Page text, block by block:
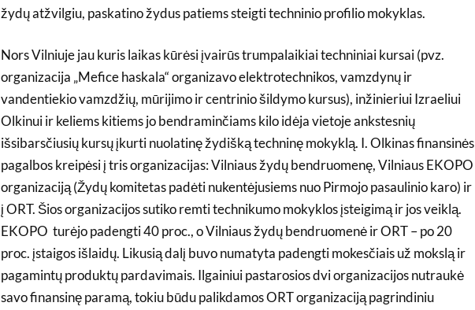
žydų atžvilgiu, paskatino žydus patiems steigti techninio profilio mokyklas.
Nors Vilniuje jau kuris laikas kūrėsi įvairūs trumpalaikiai techniniai kursai (pvz.
organizacija „Mefice haskala“ organizavo elektrotechnikos, vamzdynų ir
vandentiekio vamzdžių, mūrijimo ir centrinio šildymo kursus), inžinieriui Izraeliui
Olkinui ir keliems kitiems jo bendraminčiams kilo idėja vietoje ankstesnių
išsibarsčiusių kursų įkurti nuolatinę žydišką techninę mokyklą. I. Olkinas finansinės
pagalbos kreipėsi į tris organizacijas: Vilniaus žydų bendruomenę, Vilniaus EKOPO
organizaciją (Žydų komitetas padėti nukentėjusiems nuo Pirmojo pasaulinio karo) ir
į ORT. Šios organizacijos sutiko remti technikumo mokyklos įsteigimą ir jos veiklą.
EKOPO turėjo padengti 40 proc., o Vilniaus žydų bendruomenė ir ORT – po 20
proc. įstaigos išlaidų. Likusią dalį buvo numatyta padengti mokesčiais už mokslą ir
pagamintų produktų pardavimais. Ilgainiui pastarosios dvi organizacijos nutraukė
savo finansinę paramą, tokiu būdu palikdamos ORT organizaciją pagrindiniu